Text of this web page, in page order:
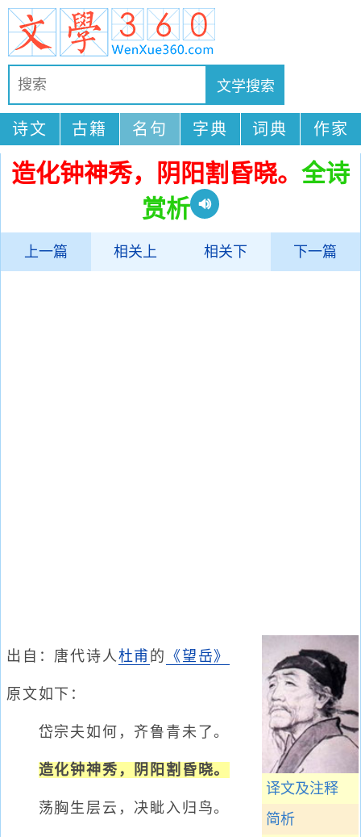
诗文 古籍 名句 字典 词典 作家
造化钟神秀，阴阳割昏晓。 全诗
赏析
上一篇 相关上 相关下 下一篇
译文及注释
简析
出自：唐代诗人杜甫 的 《望岳》
原文如下：
岱宗夫如何，齐鲁青未了。
造化钟神秀，阴阳割昏晓。
荡胸生层云，决眦入归鸟。